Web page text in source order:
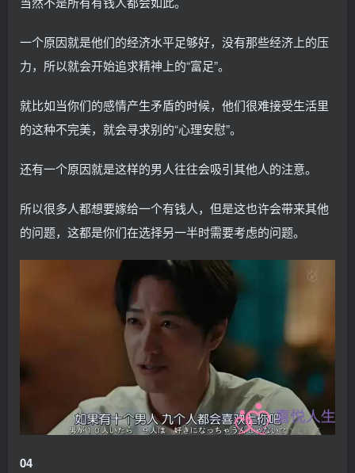
一个原因就是他们的经济水平足够好，没有那些经济上的压
力，所以就会开始追求精神上的“富足”。
就比如当你们的感情产生矛盾的时候，他们很难接受生活里
的这种不完美，就会寻求别的“心理安慰”。
还有一个原因就是这样的男人往往会吸引其他人的注意。
所以很多人都想要嫁给一个有钱人，但是这也许会带来其他
的问题，这都是你们在选择另一半时需要考虑的问题。
04